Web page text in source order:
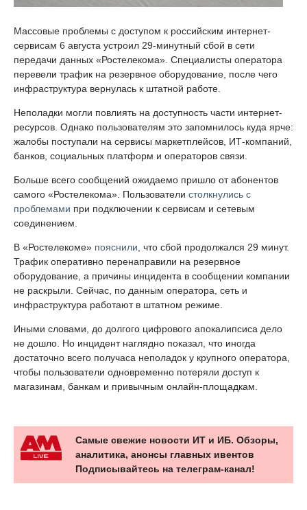
Массовые проблемы с доступом к российским интернет-
сервисам 6 августа устроил 29-минутный сбой в сети
передачи данных «Ростелекома». Специалисты оператора
перевели трафик на резервное оборудование, после чего
инфраструктура вернулась к штатной работе.
Неполадки могли повлиять на доступность части интернет-
ресурсов. Однако пользователям это запомнилось куда ярче:
жалобы поступали на сервисы маркетплейсов, ИТ-компаний,
банков, социальных платформ и операторов связи.
Больше всего сообщений ожидаемо пришло от абонентов
самого «Ростелекома». Пользователи столкнулись с
проблемами при подключении к сервисам и сетевым
соединением.
В «Ростелекоме» пояснили , что сбой продолжался 29 минут.
Трафик оперативно перенаправили на резервное
оборудование, а причины инцидента в сообщении компании
не раскрыли. Сейчас, по данным оператора, сеть и
инфраструктура работают в штатном режиме.
Иными словами, до долгого цифрового апокалипсиса дело
не дошло. Но инцидент наглядно показал, что иногда
достаточно всего получаса неполадок у крупного оператора,
чтобы пользователи одновременно потеряли доступ к
магазинам, банкам и привычным онлайн-площадкам.
Самые свежие новости ИТ и ИБ. Обзоры,
аналитика, анонсы главных ивентов
Подписывайтесь на телеграм-канал!